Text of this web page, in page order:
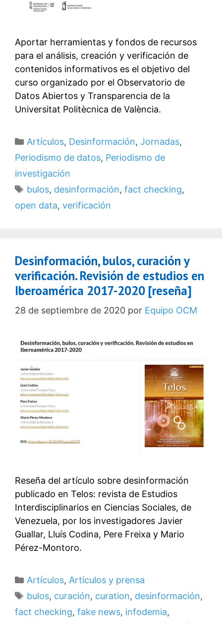
Aportar herramientas y fondos de recursos
para el análisis, creación y verificación de
contenidos informativos es el objetivo del
curso organizado por el Observatorio de
Datos Abiertos y Transparencia de la
Universitat Politècnica de València.
Categorías
Artículos, Desinformación, Jornadas,
Periodismo de datos, Periodismo de
investigación
Etiquetas
bulos, desinformación, fact checking,
open data, verificación
Desinformación, bulos, curación y
verificación. Revisión de estudios en
Iberoamérica 2017-2020 [reseña]
28 de septiembre de 2020 por Equipo OCM
Reseña del artículo sobre desinformación
publicado en Telos: revista de Estudios
Interdisciplinarios en Ciencias Sociales, de
Venezuela, por los investigadores Javier
Guallar, Lluís Codina, Pere Freixa y Mario
Pérez-Montoro.
Categorías
Artículos, Artículos y prensa
Etiquetas
bulos, curación, curation, desinformación,
fact checking, fake news, infodemia,